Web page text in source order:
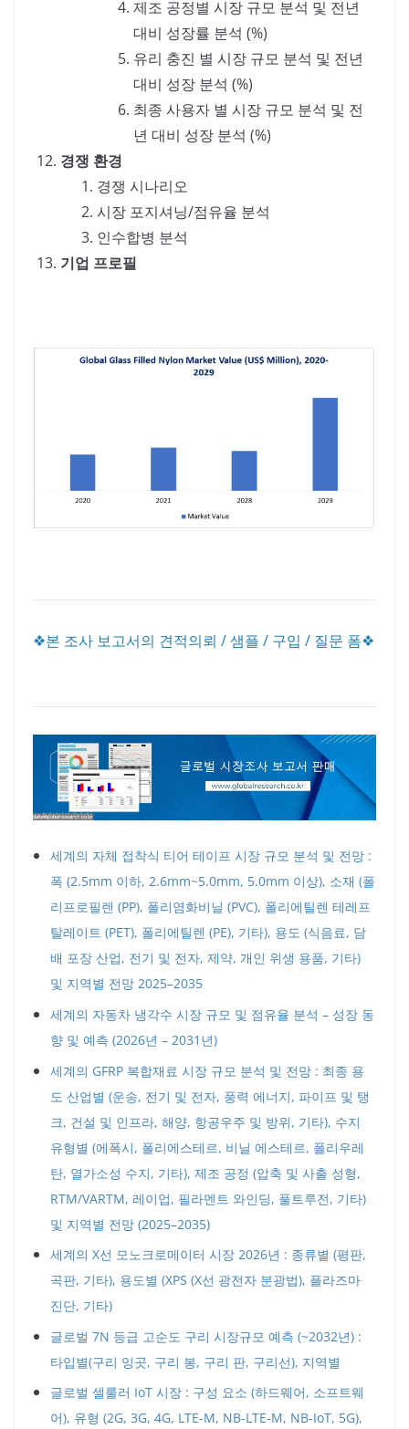
제조 공정별 시장 규모 분석 및 전년
대비 성장률 분석 (%)
유리 충진 별 시장 규모 분석 및 전년
대비 성장 분석 (%)
최종 사용자 별 시장 규모 분석 및 전
년 대비 성장 분석 (%)
경쟁 환경
경쟁 시나리오
시장 포지셔닝/점유율 분석
인수합병 분석
기업 프로필
❖본 조사 보고서의 견적의뢰 / 샘플 / 구입 / 질문 폼❖
세계의 자체 접착식 티어 테이프 시장 규모 분석 및 전망 :
폭 (2.5mm 이하, 2.6mm~5.0mm, 5.0mm 이상), 소재 (폴
리프로필렌 (PP), 폴리염화비닐 (PVC), 폴리에틸렌 테레프
탈레이트 (PET), 폴리에틸렌 (PE), 기타), 용도 (식음료, 담
배 포장 산업, 전기 및 전자, 제약, 개인 위생 용품, 기타)
및 지역별 전망 2025–2035
세계의 자동차 냉각수 시장 규모 및 점유율 분석 – 성장 동
향 및 예측 (2026년 – 2031년)
세계의 GFRP 복합재료 시장 규모 분석 및 전망 : 최종 용
도 산업별 (운송, 전기 및 전자, 풍력 에너지, 파이프 및 탱
크, 건설 및 인프라, 해양, 항공우주 및 방위, 기타), 수지
유형별 (에폭시, 폴리에스테르, 비닐 에스테르, 폴리우레
탄, 열가소성 수지, 기타), 제조 공정 (압축 및 사출 성형,
RTM/VARTM, 레이업, 필라멘트 와인딩, 풀트루전, 기타)
및 지역별 전망 (2025–2035)
세계의 X선 모노크로메이터 시장 2026년 : 종류별 (평판,
곡판, 기타), 용도별 (XPS (X선 광전자 분광법), 플라즈마
진단, 기타)
글로벌 7N 등급 고순도 구리 시장규모 예측 (~2032년) :
타입별(구리 잉곳, 구리 봉, 구리 판, 구리선), 지역별
글로벌 셀룰러 IoT 시장 : 구성 요소 (하드웨어, 소프트웨
어), 유형 (2G, 3G, 4G, LTE-M, NB-LTE-M, NB-IoT, 5G),